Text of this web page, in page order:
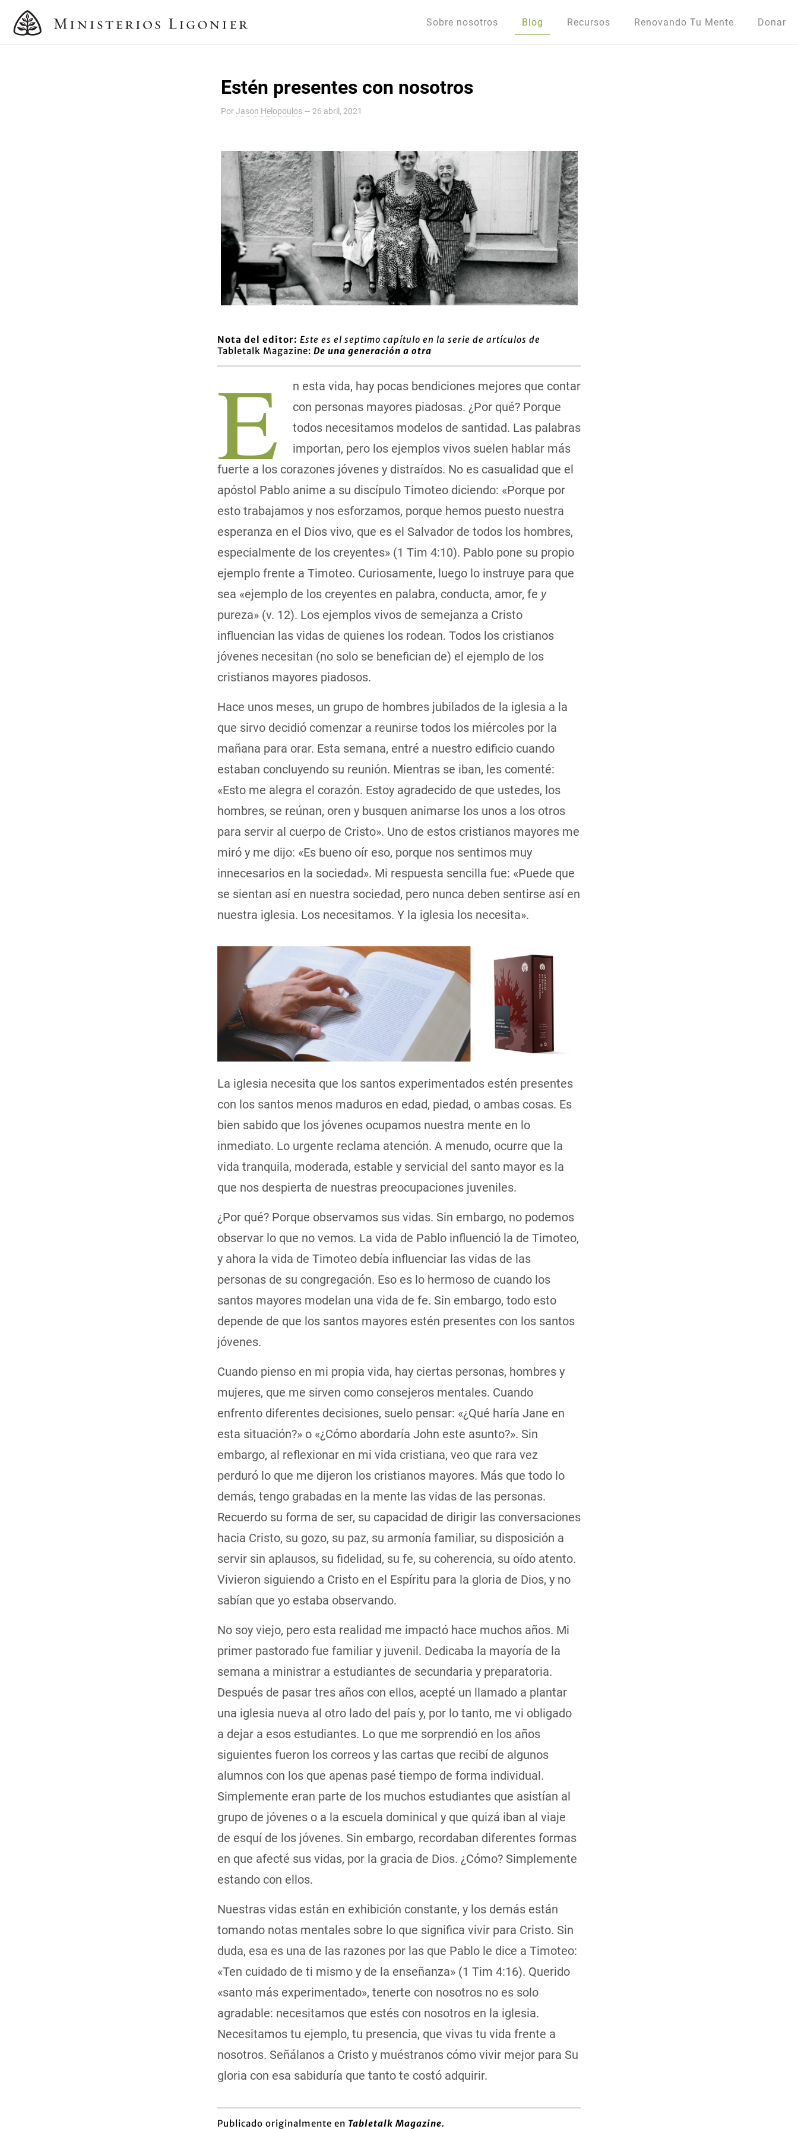
Sobre nosotros Blog Recursos Renovando Tu Mente Donar
Estén presentes con nosotros
Por Jason Helopoulos — 26 abril, 2021
Nota del editor: Este es el septimo capítulo en la serie de artículos de
Tabletalk Magazine: De una generación a otra
E
n esta vida, hay pocas bendiciones mejores que contar
con personas mayores piadosas. ¿Por qué? Porque
todos necesitamos modelos de santidad. Las palabras
importan, pero los ejemplos vivos suelen hablar más
fuerte a los corazones jóvenes y distraídos. No es casualidad que el
apóstol Pablo anime a su discípulo Timoteo diciendo: «Porque por
esto trabajamos y nos esforzamos, porque hemos puesto nuestra
esperanza en el Dios vivo, que es el Salvador de todos los hombres,
especialmente de los creyentes» (1 Tim 4:10). Pablo pone su propio
ejemplo frente a Timoteo. Curiosamente, luego lo instruye para que
sea «ejemplo de los creyentes en palabra, conducta, amor, fe y
pureza» (v. 12). Los ejemplos vivos de semejanza a Cristo
influencian las vidas de quienes los rodean. Todos los cristianos
jóvenes necesitan (no solo se benefician de) el ejemplo de los
cristianos mayores piadosos.
Hace unos meses, un grupo de hombres jubilados de la iglesia a la
que sirvo decidió comenzar a reunirse todos los miércoles por la
mañana para orar. Esta semana, entré a nuestro edificio cuando
estaban concluyendo su reunión. Mientras se iban, les comenté:
«Esto me alegra el corazón. Estoy agradecido de que ustedes, los
hombres, se reúnan, oren y busquen animarse los unos a los otros
para servir al cuerpo de Cristo». Uno de estos cristianos mayores me
miró y me dijo: «Es bueno oír eso, porque nos sentimos muy
innecesarios en la sociedad». Mi respuesta sencilla fue: «Puede que
se sientan así en nuestra sociedad, pero nunca deben sentirse así en
nuestra iglesia. Los necesitamos. Y la iglesia los necesita».
La iglesia necesita que los santos experimentados estén presentes
con los santos menos maduros en edad, piedad, o ambas cosas. Es
bien sabido que los jóvenes ocupamos nuestra mente en lo
inmediato. Lo urgente reclama atención. A menudo, ocurre que la
vida tranquila, moderada, estable y servicial del santo mayor es la
que nos despierta de nuestras preocupaciones juveniles.
¿Por qué? Porque observamos sus vidas. Sin embargo, no podemos
observar lo que no vemos. La vida de Pablo influenció la de Timoteo,
y ahora la vida de Timoteo debía influenciar las vidas de las
personas de su congregación. Eso es lo hermoso de cuando los
santos mayores modelan una vida de fe. Sin embargo, todo esto
depende de que los santos mayores estén presentes con los santos
jóvenes.
Cuando pienso en mi propia vida, hay ciertas personas, hombres y
mujeres, que me sirven como consejeros mentales. Cuando
enfrento diferentes decisiones, suelo pensar: «¿Qué haría Jane en
esta situación?» o «¿Cómo abordaría John este asunto?». Sin
embargo, al reflexionar en mi vida cristiana, veo que rara vez
perduró lo que me dijeron los cristianos mayores. Más que todo lo
demás, tengo grabadas en la mente las vidas de las personas.
Recuerdo su forma de ser, su capacidad de dirigir las conversaciones
hacia Cristo, su gozo, su paz, su armonía familiar, su disposición a
servir sin aplausos, su fidelidad, su fe, su coherencia, su oído atento.
Vivieron siguiendo a Cristo en el Espíritu para la gloria de Dios, y no
sabían que yo estaba observando.
No soy viejo, pero esta realidad me impactó hace muchos años. Mi
primer pastorado fue familiar y juvenil. Dedicaba la mayoría de la
semana a ministrar a estudiantes de secundaria y preparatoria.
Después de pasar tres años con ellos, acepté un llamado a plantar
una iglesia nueva al otro lado del país y, por lo tanto, me vi obligado
a dejar a esos estudiantes. Lo que me sorprendió en los años
siguientes fueron los correos y las cartas que recibí de algunos
alumnos con los que apenas pasé tiempo de forma individual.
Simplemente eran parte de los muchos estudiantes que asistían al
grupo de jóvenes o a la escuela dominical y que quizá iban al viaje
de esquí de los jóvenes. Sin embargo, recordaban diferentes formas
en que afecté sus vidas, por la gracia de Dios. ¿Cómo? Simplemente
estando con ellos.
Nuestras vidas están en exhibición constante, y los demás están
tomando notas mentales sobre lo que significa vivir para Cristo. Sin
duda, esa es una de las razones por las que Pablo le dice a Timoteo:
«Ten cuidado de ti mismo y de la enseñanza» (1 Tim 4:16). Querido
«santo más experimentado», tenerte con nosotros no es solo
agradable: necesitamos que estés con nosotros en la iglesia.
Necesitamos tu ejemplo, tu presencia, que vivas tu vida frente a
nosotros. Señálanos a Cristo y muéstranos cómo vivir mejor para Su
gloria con esa sabiduría que tanto te costó adquirir.
Publicado originalmente en Tabletalk Magazine.